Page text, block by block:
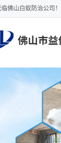
佛山白蚁防治公司！